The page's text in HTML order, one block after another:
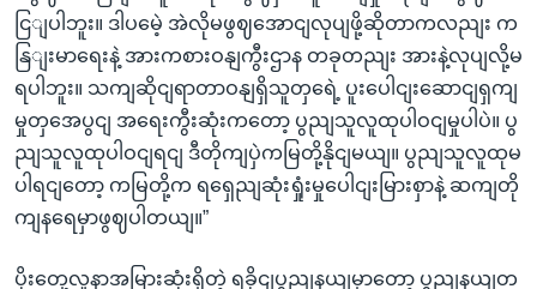
ငြျပါဘူး။ ဒါပမေဲ့ အဲလိုမဖွဈအောငျလုပျဖို့ဆိုတာကလညျး က
နြျးမာရေးနဲ့ အားကစားဝနျကွီးဌာန တခုတညျး အားနဲ့လုပျလို့မ
ရပါဘူး။ သကျဆိုငျရာတာဝနျရှိသူတှရေဲ့ ပူးပေါငျးဆောငျရှကျ
မှုတှအေပွငျ အရေးကွီးဆုံးကတော့ ပွညျသူလူထုပါဝငျမှုပါပဲ။ ပွ
ညျသူလူထုပါဝငျရငျ ဒီတိုကျပှဲကမြတို့နိုငျမယျ။ ပွညျသူလူထုမ
ပါရငျတော့ ကမြတို့က ရရှေညျဆုံးရှုံးမှုပေါငျးမြားစှာနဲ့ ဆကျတို
ကျနရေမှာဖွဈပါတယျ။”
ပိုးတှေ့လူနာအမြားဆုံးရှိတဲ့ ရခိုငျပွညျနယျမှာတော့ ပွညျနယျတ